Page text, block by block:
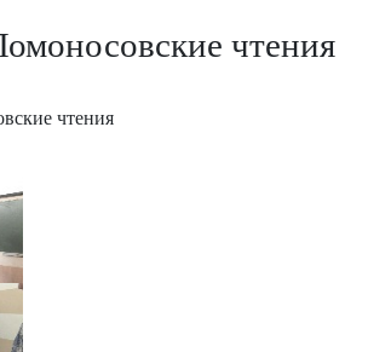
чтения
чтения